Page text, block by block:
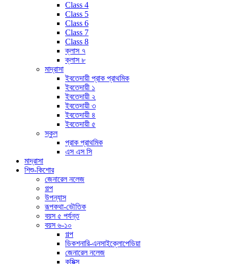
Class 4
Class 5
Class 6
Class 7
Class 8
ক্লাস ৭
ক্লাস ৮
মাদ্রাসা
ইবতেদায়ী প্রাক প্রাথমিক
ইবতেদায়ী ১
ইবতেদায়ী ২
ইবতেদায়ী ৩
ইবতেদায়ী ৪
ইবতেদায়ী ৫
স্কুল
প্রাক প্রাথমিক
এস এস সি
মাদ্রাসা
শিশু-কিশোর
জেনারেল নলেজ
গল্প
উপন্যাস
রূপকথা-ভৌতিক
বয়স ৫ পর্যন্ত
বয়স ৬-১০
গল্প
ডিকশনারি-এনসাইক্লোপেডিয়া
জেনারেল নলেজ
কমিক্স